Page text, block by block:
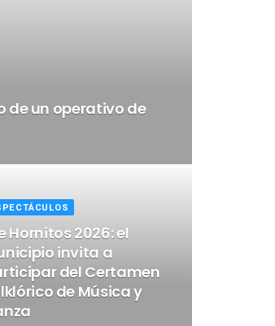
de un operativo de
Hornitos 2026: el
invita a
del Certamen
de Música y